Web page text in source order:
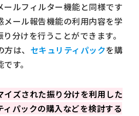
ルフィルター機能と同様です
ール報告機能の利用内容を学
分けを行うことができます。
は、 セキュリティパックを購
す。
イズされた振り分けを利用した
ィパックの購入などを検討する